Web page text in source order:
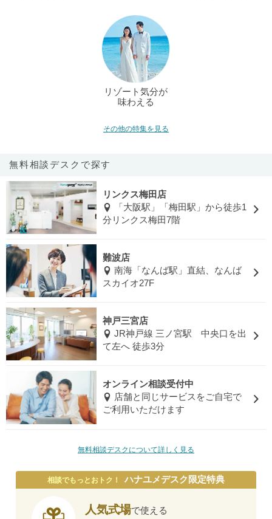
リゾート気分が
味わえる
その他の特集を見る
無料相談デスクで探す
リンクス梅田店
「大阪駅」「梅田駅」から徒歩1
分リンクス梅田7階
難波店
南海「なんば駅」直結、なんば
スカイオ27F
神戸三宮店
JR神戸線 三ノ宮駅 中央口を出
て左へ 徒歩3分
オンライン相談受付中
店舗と同じサービスをご自宅で
ご利用いただけます
無料相談デスクについて詳しく見る
相談でもっとおトク！ ハナユメデスク限定特典
人気式場で使える